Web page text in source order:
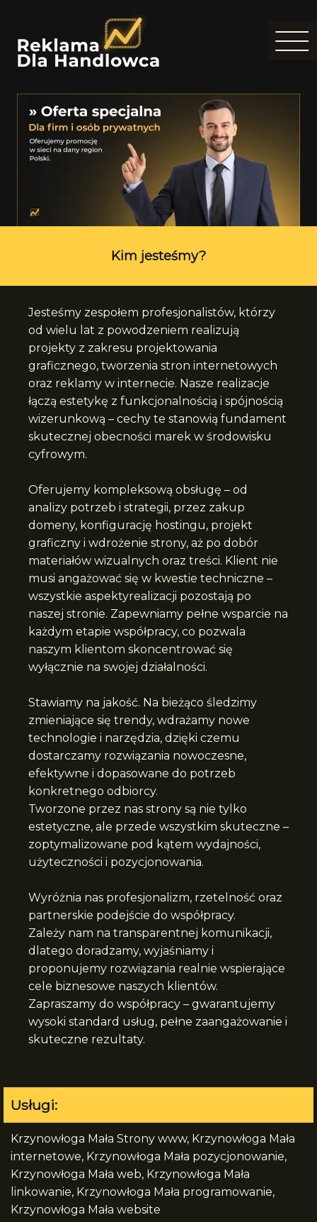
Kim jesteśmy?
Jesteśmy zespołem profesjonalistów, którzy
od wielu lat z powodzeniem realizują
projekty z zakresu projektowania
graficznego, tworzenia stron internetowych
oraz reklamy w internecie. Nasze realizacje
łączą estetykę z funkcjonalnością i spójnością
wizerunkową – cechy te stanowią fundament
skutecznej obecności marek w środowisku
cyfrowym.
Oferujemy kompleksową obsługę – od
analizy potrzeb i strategii, przez zakup
domeny, konfigurację hostingu, projekt
graficzny i wdrożenie strony, aż po dobór
materiałów wizualnych oraz treści. Klient nie
musi angażować się w kwestie techniczne –
wszystkie aspektyrealizacji pozostają po
naszej stronie. Zapewniamy pełne wsparcie na
każdym etapie współpracy, co pozwala
naszym klientom skoncentrować się
wyłącznie na swojej działalności.
Stawiamy na jakość. Na bieżąco śledzimy
zmieniające się trendy, wdrażamy nowe
technologie i narzędzia, dzięki czemu
dostarczamy rozwiązania nowoczesne,
efektywne i dopasowane do potrzeb
konkretnego odbiorcy.
Tworzone przez nas strony są nie tylko
estetyczne, ale przede wszystkim skuteczne –
zoptymalizowane pod kątem wydajności,
użyteczności i pozycjonowania.
Wyróżnia nas profesjonalizm, rzetelność oraz
partnerskie podejście do współpracy.
Zależy nam na transparentnej komunikacji,
dlatego doradzamy, wyjaśniamy i
proponujemy rozwiązania realnie wspierające
cele biznesowe naszych klientów.
Zapraszamy do współpracy – gwarantujemy
wysoki standard usług, pełne zaangażowanie i
skuteczne rezultaty.
Usługi:
Krzynowłoga Mała Strony www, Krzynowłoga Mała
internetowe, Krzynowłoga Mała pozycjonowanie,
Krzynowłoga Mała web, Krzynowłoga Mała
linkowanie, Krzynowłoga Mała programowanie,
Krzynowłoga Mała website